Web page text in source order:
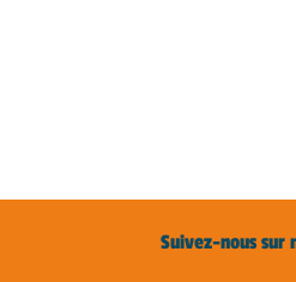
Suivez-nous sur